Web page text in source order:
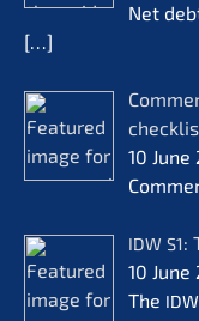
Net
[…]
10 June
IDW S1:
10 June
The IDW